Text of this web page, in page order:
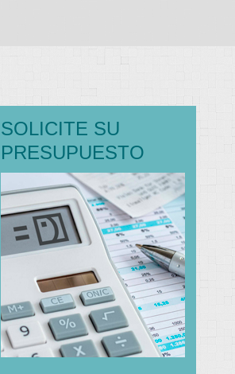
SOLICITE SU
PRESUPUESTO